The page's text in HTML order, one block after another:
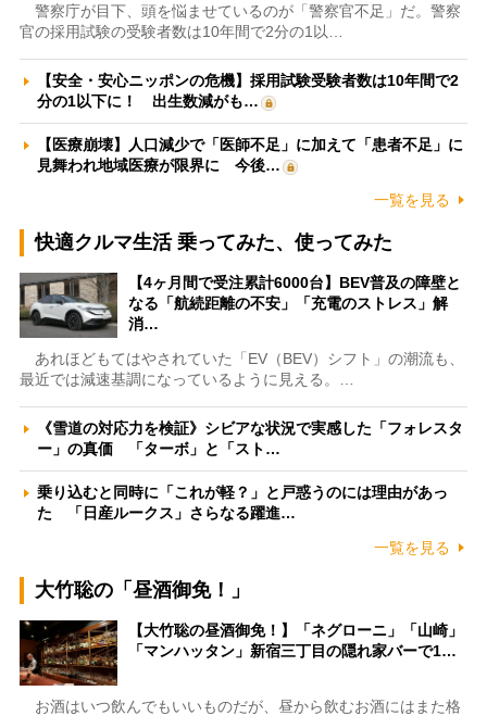
警察庁が目下、頭を悩ませているのが「警察官不足」だ。警察
官の採用試験の受験者数は10年間で2分の1以…
【安全・安心ニッポンの危機】採用試験受験者数は10年間で2
分の1以下に！ 出生数減がも…
【医療崩壊】人口減少で「医師不足」に加えて「患者不足」に
見舞われ地域医療が限界に 今後…
一覧を見る
快適クルマ生活 乗ってみた、使ってみた
【4ヶ月間で受注累計6000台】BEV普及の障壁と
なる「航続距離の不安」「充電のストレス」解
消…
あれほどもてはやされていた「EV（BEV）シフト」の潮流も、
最近では減速基調になっているように見える。…
《雪道の対応力を検証》シビアな状況で実感した「フォレスタ
ー」の真価 「ターボ」と「スト…
乗り込むと同時に「これが軽？」と戸惑うのには理由があっ
た 「日産ルークス」さらなる躍進…
一覧を見る
大竹聡の「昼酒御免！」
【大竹聡の昼酒御免！】「ネグローニ」「山崎」
「マンハッタン」新宿三丁目の隠れ家バーで1…
お酒はいつ飲んでもいいものだが、昼から飲むお酒にはまた格